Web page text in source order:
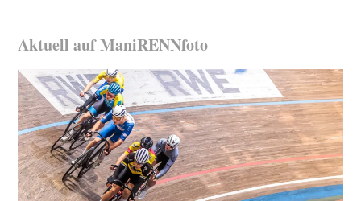
Aktuell auf ManiRENNfoto